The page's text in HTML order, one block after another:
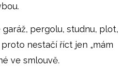
pergolu, studnu, plot,
nestačí říct jen „mám
ve smlouvě.